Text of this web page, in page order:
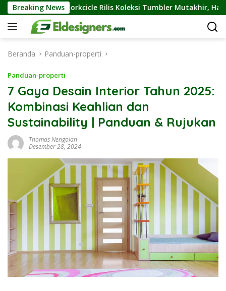
Langsung
ke
konten
Breaking News
Corkcicle Rilis Koleksi Tumbler Mutakhir, Hadir Di Warna
Beranda Panduan-properti
Panduan-properti
7 Gaya Desain Interior Tahun 2025:
Kombinasi Keahlian dan
Sustainability | Panduan & Rujukan
Thomas Nengolan
Desember 28, 2024